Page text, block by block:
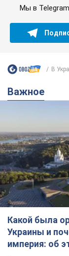
Мы в
В
Важное
Какой была
Украины и
империя: об